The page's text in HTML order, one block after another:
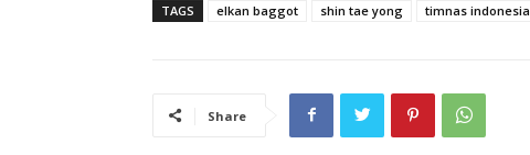
TAGS elkan baggot shin tae yong timnas indonesia
Share